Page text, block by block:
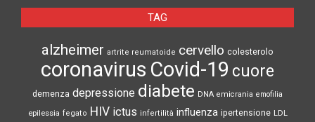
TAG
alzheimer artrite reumatoide cervello colesterolo
coronavirus Covid-19 cuore
demenza depressione diabete DNA emicrania emofilia
epilessia fegato HIV ictus infertilità influenza ipertensione LDL